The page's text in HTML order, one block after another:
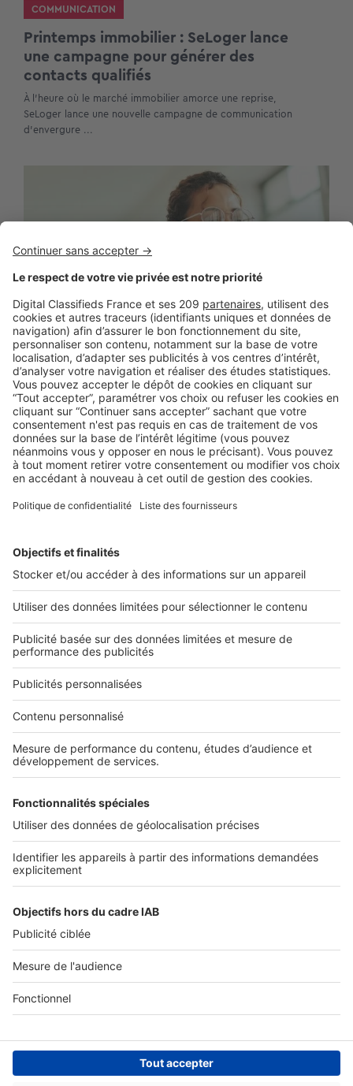
COMMUNICATION
Printemps immobilier : SeLoger lance
une campagne pour générer des
contacts qualifiés
À l’heure où le marché immobilier amorce une reprise,
SeLoger lance une nouvelle campagne de communication
d’envergure ...
BUSINESS
Boost Social Immo : la solution pour
piloter et amplifier la visibilité de vos
annonces sur les réseaux sociaux
SeLoger lance aujourd’hui Boost Social Immo, un outil qui
vous donne la possibilité de mettre en avant ...
2 rue des Italiens 75009 Paris
01 53 38 80 00
Nos solutions pro
Actualités pro
Nous contacter
Connexion à My SeLoger Pro
Espace Presse